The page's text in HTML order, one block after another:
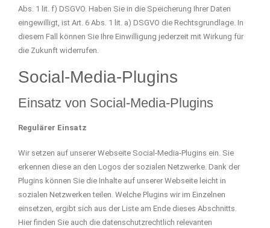
Abs. 1 lit. f) DSGVO. Haben Sie in die Speicherung Ihrer Daten
eingewilligt, ist Art. 6 Abs. 1 lit. a) DSGVO die Rechtsgrundlage. In
diesem Fall können Sie Ihre Einwilligung jederzeit mit Wirkung für
die Zukunft widerrufen.
Social-Media-Plugins
Einsatz von Social-Media-Plugins
Regulärer Einsatz
Wir setzen auf unserer Webseite Social-Media-Plugins ein. Sie
erkennen diese an den Logos der sozialen Netzwerke. Dank der
Plugins können Sie die Inhalte auf unserer Webseite leicht in
sozialen Netzwerken teilen. Welche Plugins wir im Einzelnen
einsetzen, ergibt sich aus der Liste am Ende dieses Abschnitts.
Hier finden Sie auch die datenschutzrechtlich relevanten